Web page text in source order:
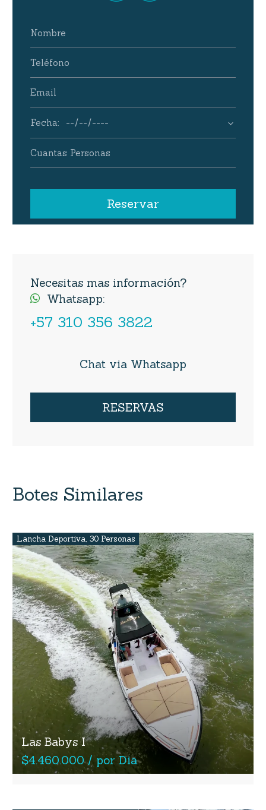
Necesitas mas información?
 Whatsapp:
+57 310 356 3822
Chat via Whatsapp
RESERVAS
Botes Similares
Lancha Deportiva, 30 Personas
Las Babys I
$4.460.000 / por Dia